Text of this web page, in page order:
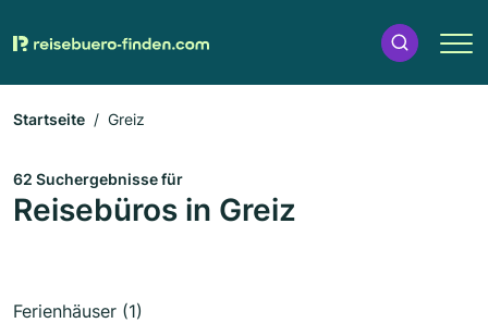
Startseite Greiz
62 Suchergebnisse für
Reisebüros in Greiz
Ferienhäuser (1)